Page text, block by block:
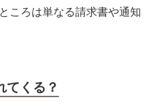
ころは単なる請求書や通知
てくる？